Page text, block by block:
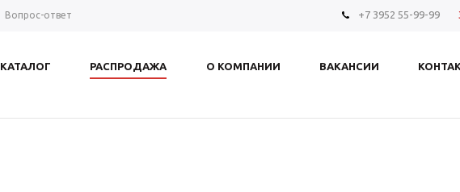
Вопрос-ответ +7 3952 55-99-99
КАТАЛОГ РАСПРОДАЖА О КОМПАНИИ ВАКАНСИИ